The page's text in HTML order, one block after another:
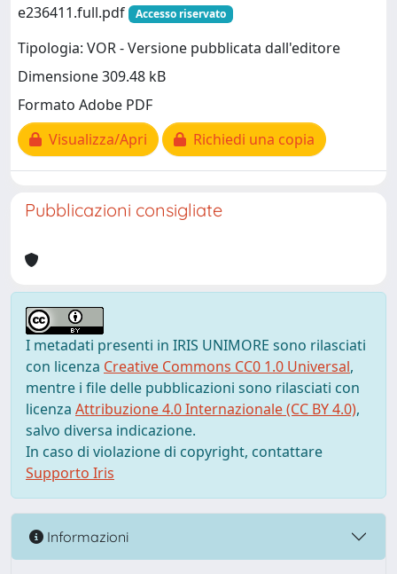
e236411.full.pdf Accesso riservato
Tipologia: VOR - Versione pubblicata dall'editore
Dimensione 309.48 kB
Formato Adobe PDF
Visualizza/Apri
Richiedi una copia
Pubblicazioni consigliate
I metadati presenti in IRIS UNIMORE sono rilasciati
con licenza Creative Commons CC0 1.0 Universal,
mentre i file delle pubblicazioni sono rilasciati con
licenza Attribuzione 4.0 Internazionale (CC BY 4.0),
salvo diversa indicazione.
In caso di violazione di copyright, contattare
Supporto Iris
Informazioni